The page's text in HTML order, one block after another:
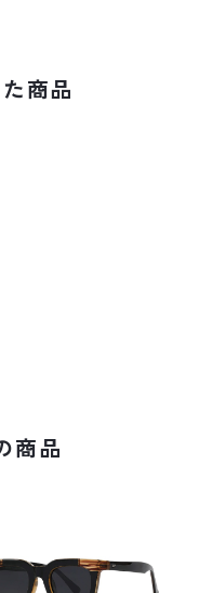
商品
商品